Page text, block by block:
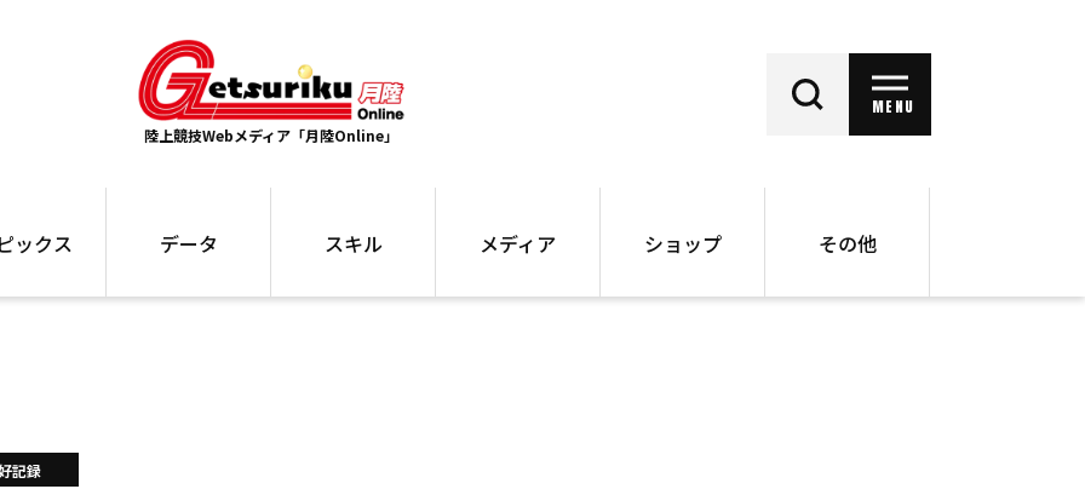
陸上競技Webメディア「月陸Online」
MENU
ックス
ト
データ スキル メディア ショップ その他
記録